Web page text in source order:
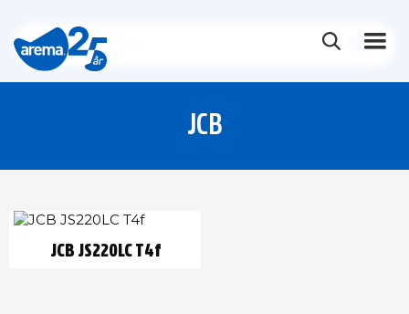
JCB
JCB JS220LC T4f